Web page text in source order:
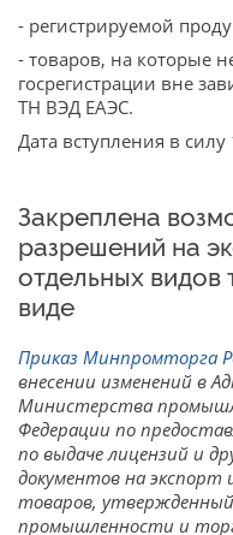
- регистрируемой
- товаров, на которые
госрегистрации вне
ТН ВЭД ЕАЭС.
Дата вступления в
Закреплена
разрешений на
отдельных видов
виде
Приказ Минпромторга
внесении изменений в
Министерства
Федерации по
по выдаче лицензий и
документов на
товаров,
промышленности и